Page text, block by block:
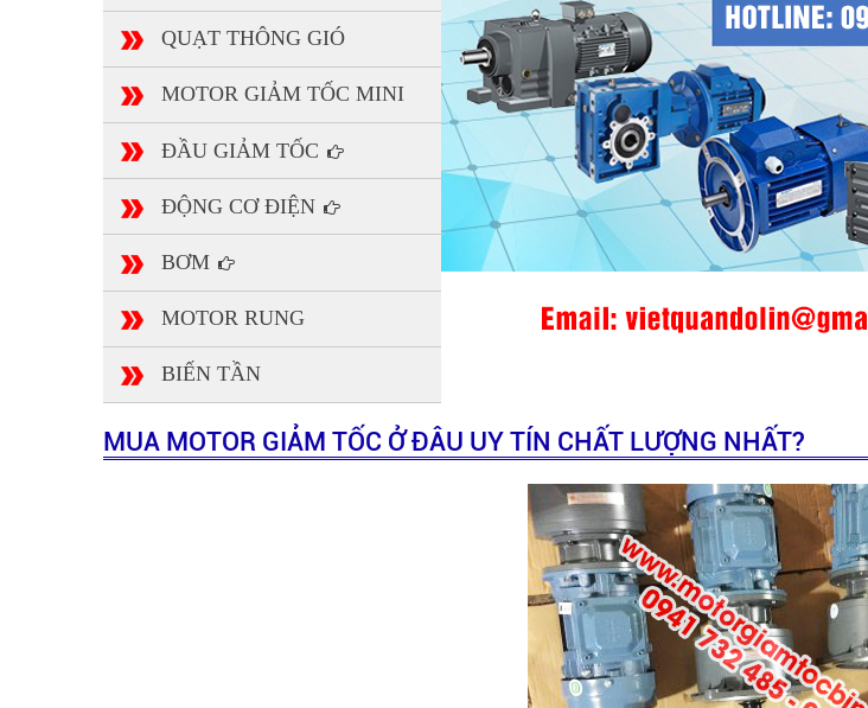
QUẠT THÔNG GIÓ
MOTOR GIẢM TỐC MINI
ĐẦU GIẢM TỐC
ĐỘNG CƠ ĐIỆN
BƠM
MOTOR RUNG
BIẾN TẦN
MUA MOTOR GIẢM TỐC Ở ĐÂU UY TÍN CHẤT LƯỢNG NHẤT?